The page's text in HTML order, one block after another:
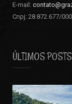
E-mail:
Cnpj: 28.872.677/
ÚLTIMOS POSTS